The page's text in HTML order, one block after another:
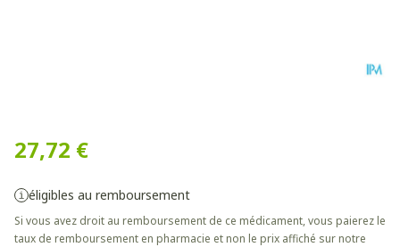
27,72 €
éligibles au remboursement
Si vous avez droit au remboursement de ce médicament, vous paierez le
taux de remboursement en pharmacie et non le prix affiché sur notre